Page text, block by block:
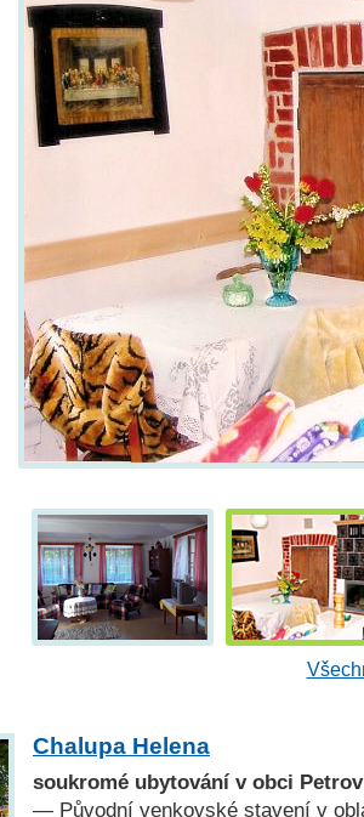
Chalupa Helena
soukromé ubytování v obci
— Původní venkovské stavení v